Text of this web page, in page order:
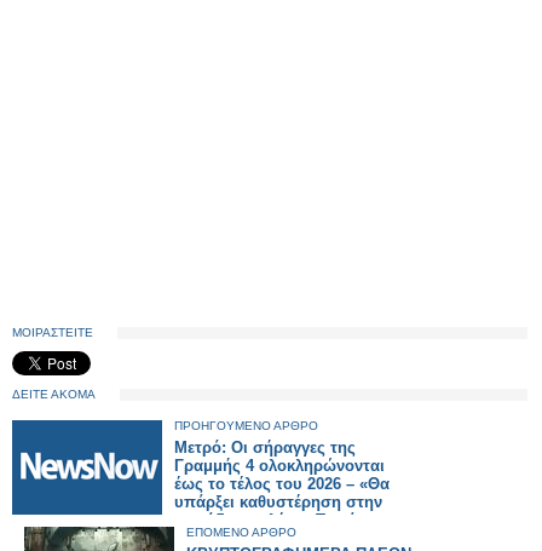
ΜΟΙΡΑΣΤΕΙΤΕ
ΔΕΙΤΕ ΑΚΟΜΑ
ΠΡΟΗΓΟΥΜΕΝΟ ΑΡΘΡΟ
Μετρό: Οι σήραγγες της
Γραμμής 4 ολοκληρώνονται
έως το τέλος του 2026 – «Θα
υπάρξει καθυστέρηση στην
παράδοση» λέει ο Ταχιάος.
ΕΠΟΜΕΝΟ ΑΡΘΡΟ